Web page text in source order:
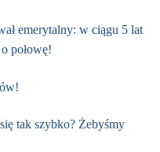
emerytalny: w ciągu 5 lat
połowę!
tak szybko? Żebyśmy